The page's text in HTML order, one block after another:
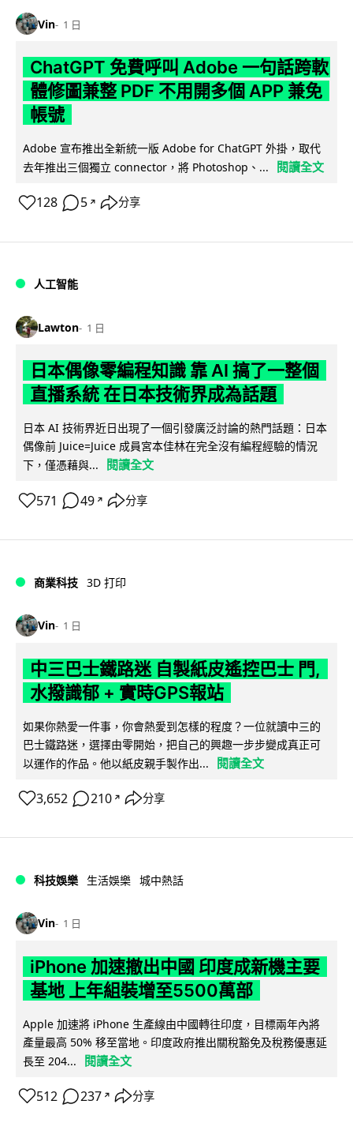
Vin 1 日
ChatGPT 免費呼叫 Adobe 一句話跨軟
體修圖兼整 PDF 不用開多個 APP 兼免
帳號
Adobe 宣布推出全新統一版 Adobe for ChatGPT 外掛，取代
去年推出三個獨立 connector，將 Photoshop、...
閱讀全文
128 5 ↗ 分享
人工智能
Lawton 1 日
日本偶像零編程知識 靠 AI 搞了一整個
直播系統 在日本技術界成為話題
日本 AI 技術界近日出現了一個引發廣泛討論的熱門話題：日本
偶像前 Juice=Juice 成員宮本佳林在完全沒有編程經驗的情況
下，僅憑藉與...
閱讀全文
571 49 ↗ 分享
商業科技 3D 打印
Vin 1 日
中三巴士鐵路迷 自製紙皮遙控巴士 門,
水撥識郁 + 實時GPS報站
如果你熱愛一件事，你會熱愛到怎樣的程度？一位就讀中三的
巴士鐵路迷，選擇由零開始，把自己的興趣一步步變成真正可
以運作的作品。他以紙皮親手製作出...
閱讀全文
3,652 210 ↗ 分享
科技娛樂 生活娛樂 城中熱話
Vin 1 日
iPhone 加速撤出中國 印度成新機主要
基地 上年組裝增至5500萬部
Apple 加速將 iPhone 生產線由中國轉往印度，目標兩年內將
產量最高 50% 移至當地。印度政府推出關稅豁免及稅務優惠延
長至 204...
閱讀全文
512 237 ↗ 分享